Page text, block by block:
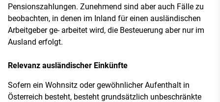
Pensionszahlungen. Zunehmend sind aber auch Fälle zu
beobachten, in denen im Inland für einen ausländischen
Arbeitgeber ge- arbeitet wird, die Besteuerung aber nur im
Ausland erfolgt.
Relevanz ausländischer Einkünfte
Sofern ein Wohnsitz oder gewöhnlicher Aufenthalt in
Österreich besteht, besteht grundsätzlich unbeschränkte